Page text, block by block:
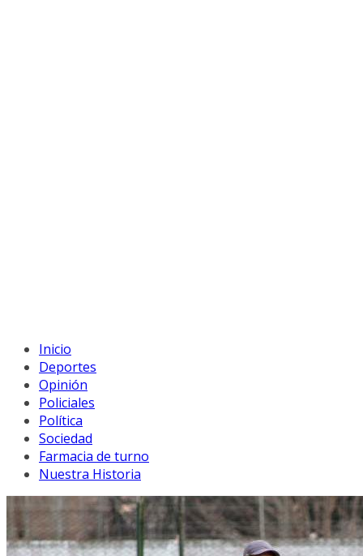
Inicio
Deportes
Opinión
Policiales
Política
Sociedad
Farmacia de turno
Nuestra Historia